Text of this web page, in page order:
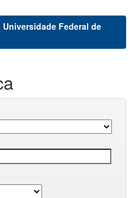
Federal de